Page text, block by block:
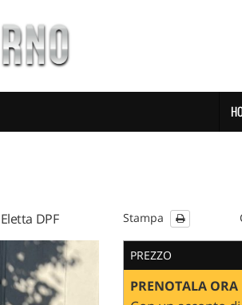
DPF Stampa
PREZZO
PRENOTALA ORA